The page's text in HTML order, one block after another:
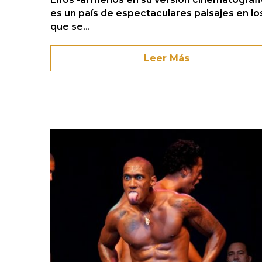
es un país de espectaculares paisajes en
que se...
Leer Más